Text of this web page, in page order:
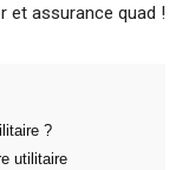
et assurance quad !
?
utilitaire